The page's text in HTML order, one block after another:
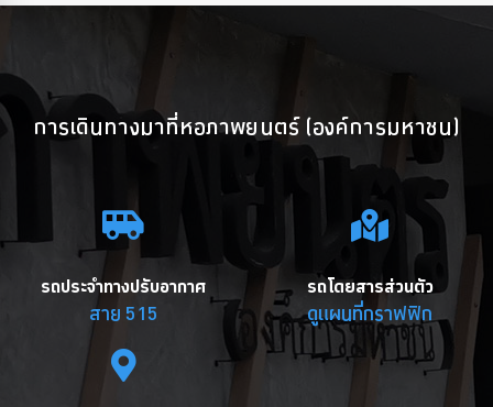
การเดินทางมาที่หอภาพยนตร์ (องค์การมหาชน)
รถประจำทางปรับอากาศ
สาย 515
รถโดยสารส่วนตัว
ดูแผนที่กราฟฟิก